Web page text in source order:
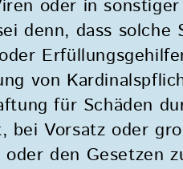
oder in
denn, dass solche
von
für Schäden
bei Vorsatz oder
den Gesetzen